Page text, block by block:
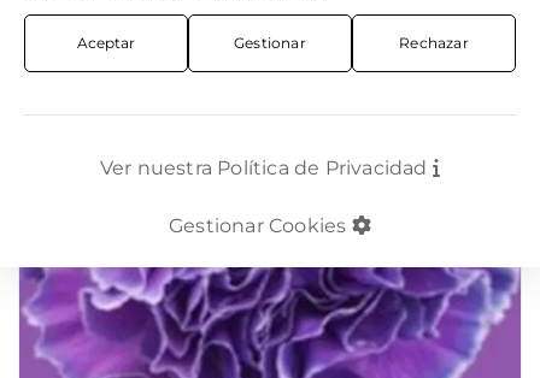
Aceptar Gestionar Rechazar
Ver nuestra Política de Privacidad
Gestionar Cookies